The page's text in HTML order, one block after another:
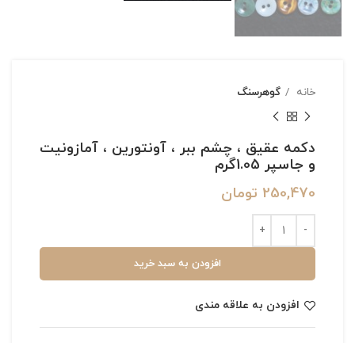
خانه گوهرسنگ
دکمه عقیق ، چشم ببر ، آونتورین ، آمازونیت
و جاسپر 1.05گرم
250,470 تومان
افزودن به سبد خرید
افزودن به علاقه مندی